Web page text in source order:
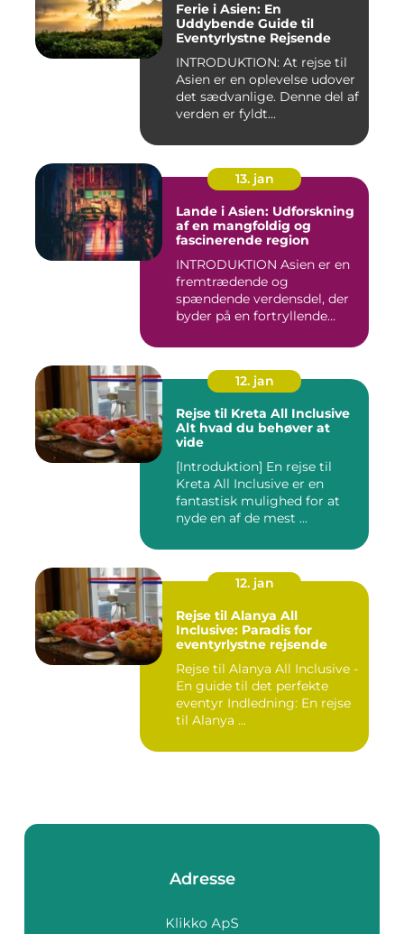
Ferie i Asien: En
Uddybende Guide til
Eventyrlystne Rejsende
INTRODUKTION: At rejse til
Asien er en oplevelse udover
det sædvanlige. Denne del af
verden er fyldt...
13. jan
Lande i Asien: Udforskning
af en mangfoldig og
fascinerende region
INTRODUKTION Asien er en
fremtrædende og
spændende verdensdel, der
byder på en fortryllende
12. jan
Rejse til Kreta All Inclusive
Alt hvad du behøver at
vide
[Introduktion] En rejse til
Kreta All Inclusive er en
fantastisk mulighed for at
nyde en af de mest ...
12. jan
Rejse til Alanya All
Inclusive: Paradis for
eventyrlystne rejsende
Rejse til Alanya All Inclusive -
En guide til det perfekte
eventyr Indledning: En rejse
til Alanya ...
Adresse